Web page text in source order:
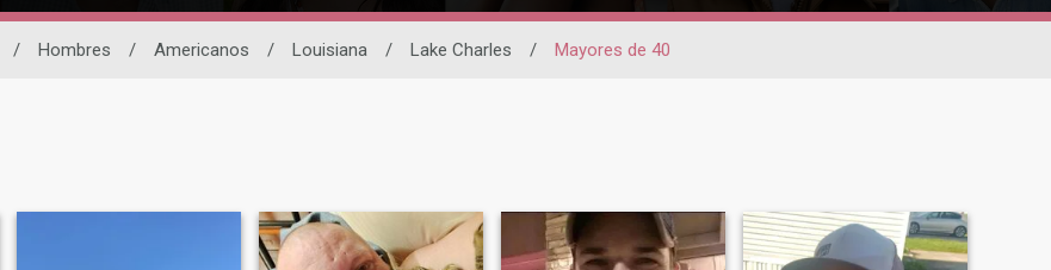
/ Hombres / Americanos / Louisiana / Lake Charles / Mayores de 40